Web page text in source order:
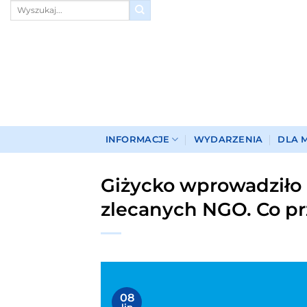
Przewiń
INFORMACJE WYDARZENIA DLA
Giżycko
zlecanych NGO. Co
08